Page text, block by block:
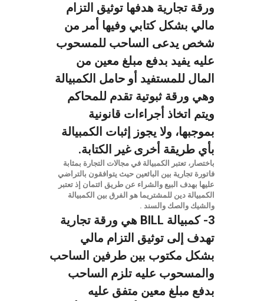
ورقة تجارية هدفها توثيق التزام
مالي بشكل كتابي وفيها أمر من
شخص يدعى الساحب للمسحوب
عليه يفيد بدفع مبلغ معين من
المال للمستفيد أو حامل الكمبيالة
وهي ورقة ثبوتية تقدم للمحاكم
ويتم اتخاذ أجراءات قانونية
بموجبها، ولا يجوز إثبات الكمبيالة
بأي طريقة أخرى غير الكتابة.
باختصار، تعتبر الكمبيالة في مجالات التجارة بمثابة
فاتورة تجارية بين البائعين حيث يتوافقون بالتراضي
عليها بهدف البيع والشراء عن طريق ائتمان إذ تعتبر
الكمبيالة دين للمشتريما هو الفرق بين الكمبيالة
والشيك والصك والسند .
3- كمبيالة BILL هي ورقة تجارية
تهدف إلى توثيق التزام مالي
بشكل مكتوب بين طرفين الساحب
والمسحوب عليه تلزم الساحب
بدفع مبلغ معين متفق عليه